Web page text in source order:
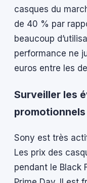
casques du
de 40 % par
beaucoup
performance ne
euros entre les
Surveiller les
promotionnels
Sony est très
Les prix des
pendant le Black